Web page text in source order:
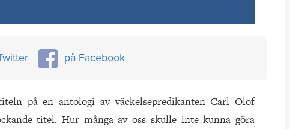
på Facebook
på en antologi av väckelsepredikanten Carl Olof
titel. Hur många av oss skulle inte kunna göra